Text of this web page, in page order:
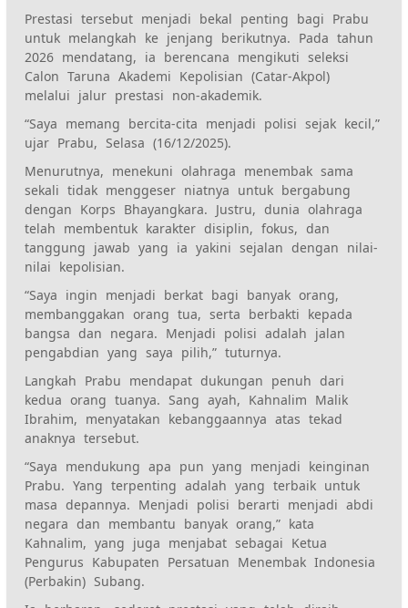
Prestasi tersebut menjadi bekal penting bagi Prabu
untuk melangkah ke jenjang berikutnya. Pada tahun
2026 mendatang, ia berencana mengikuti seleksi
Calon Taruna Akademi Kepolisian (Catar-Akpol)
melalui jalur prestasi non-akademik.
“Saya memang bercita-cita menjadi polisi sejak kecil,”
ujar Prabu, Selasa (16/12/2025).
Menurutnya, menekuni olahraga menembak sama
sekali tidak menggeser niatnya untuk bergabung
dengan Korps Bhayangkara. Justru, dunia olahraga
telah membentuk karakter disiplin, fokus, dan
tanggung jawab yang ia yakini sejalan dengan nilai-
nilai kepolisian.
“Saya ingin menjadi berkat bagi banyak orang,
membanggakan orang tua, serta berbakti kepada
bangsa dan negara. Menjadi polisi adalah jalan
pengabdian yang saya pilih,” tuturnya.
Langkah Prabu mendapat dukungan penuh dari
kedua orang tuanya. Sang ayah, Kahnalim Malik
Ibrahim, menyatakan kebanggaannya atas tekad
anaknya tersebut.
“Saya mendukung apa pun yang menjadi keinginan
Prabu. Yang terpenting adalah yang terbaik untuk
masa depannya. Menjadi polisi berarti menjadi abdi
negara dan membantu banyak orang,” kata
Kahnalim, yang juga menjabat sebagai Ketua
Pengurus Kabupaten Persatuan Menembak Indonesia
(Perbakin) Subang.